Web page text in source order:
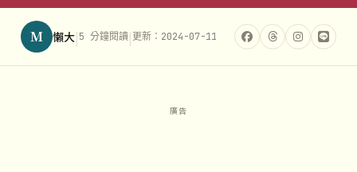
M 懶大|5 分鐘閱讀|更新：2024-07-11